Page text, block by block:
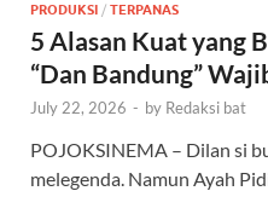
PRODUKSI / TERPANAS
5 Alasan Kuat yang
“Dan Bandung”
July 22, 2026 - by Redaksi bat
POJOKSINEMA – Dilan si
melegenda. Namun Ayah